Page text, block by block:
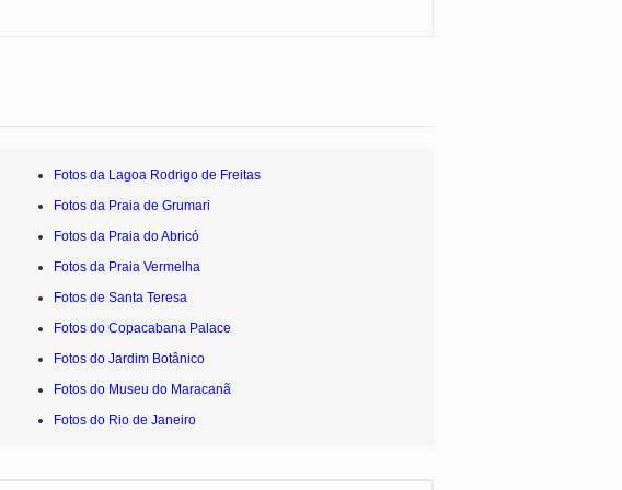
Fotos da Lagoa Rodrigo de Freitas
Fotos da Praia de Grumari
Fotos da Praia do Abricó
Fotos da Praia Vermelha
Fotos de Santa Teresa
Fotos do Copacabana Palace
Fotos do Jardim Botânico
Fotos do Museu do Maracanã
Fotos do Rio de Janeiro